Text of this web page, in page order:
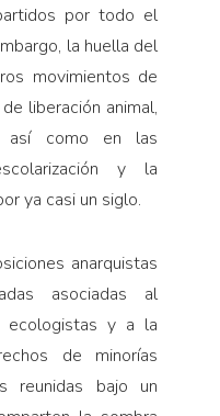
por todo el
la huella del
movimientos de
liberación animal,
así como en las
y la
ya casi un siglo.
anarquistas
asociadas al
ecologistas y a la
de minorías
reunidas bajo un